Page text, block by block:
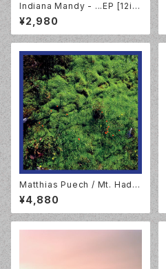
Indiana Mandy - ...EP [12in
ch]
¥2,980
Matthias Puech / Mt. Hada
mard National Park / 2LP /
Hallow Ground / HG2202
¥4,880